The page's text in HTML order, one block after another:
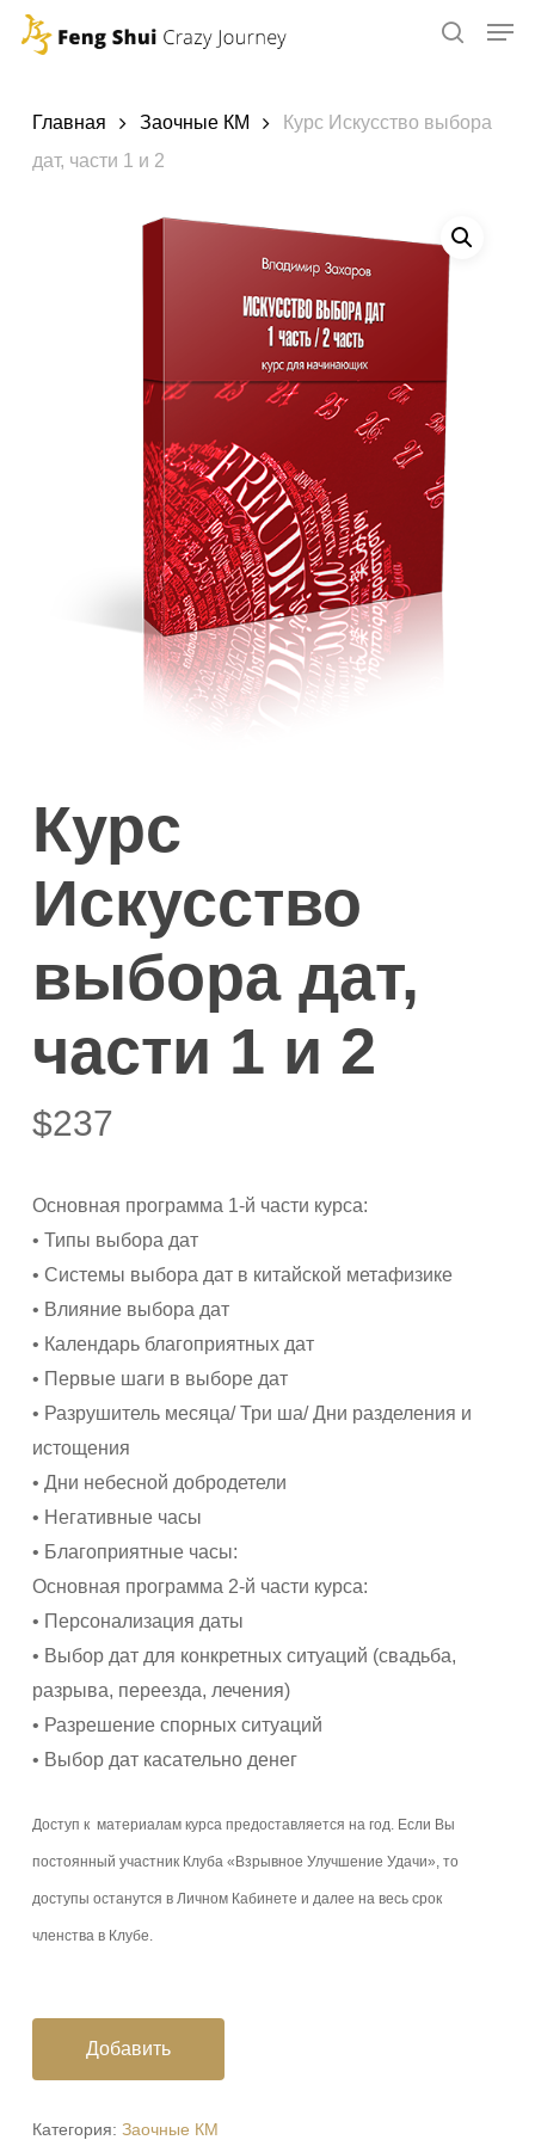
Skip
contentГлавная Заочные КМ
Курс Искусство выбора
дат, части 1 и 2
Курс
Искусство
выбора дат,
части 1 и 2
$237
Оснoвная программа 1-й части курса:
• Типы выбора дат
• Системы выбора дат в китайской метафизике
• Влияние выбора дат
• Календарь благоприятных дат
• Первые шаги в выборе дат
• Разрушитель месяца/ Три ша/ Дни разделения и
истощения
• Дни небесной добродетели
• Негативные часы
• Благоприятные часы:
Основная программа 2-й части курса:
• Персонализация даты
• Выбор дат для конкретных ситуаций (свадьба,
разрыва, переезда, лечения)
• Разрешение спорных ситуаций
• Выбор дат касательно денег
Доступ к материалам курса предоставляется на год. Если Вы
постоянный участник Клуба «Взрывное Улучшение Удачи», то
доступы останутся в Личном Кабинете и далее на весь срок
членства в Клубе.
Добавить
Категория: Заочные КМ